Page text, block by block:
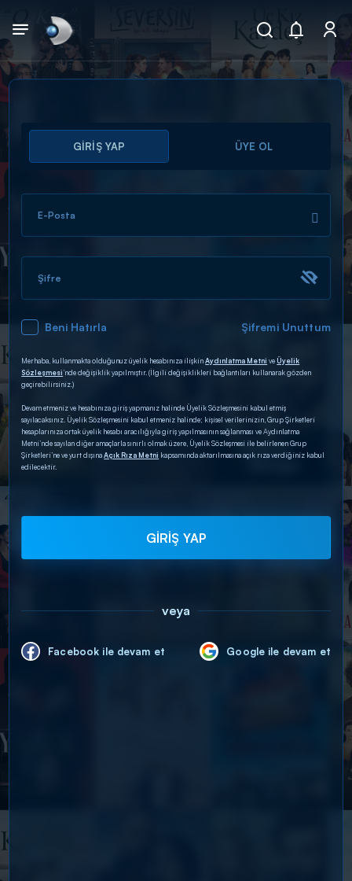
Arama
ARAMA SONUÇLARI
DİĞER SONUÇLAR
GİRİŞ YAP ÜYE OL
E-Posta
Şifre
Beni Hatırla Şifremi Unuttum
Merhaba, kullanmakta olduğunuz üyelik hesabınıza ilişkinAydınlatma Metni veÜyelik
Sözleşmesi’nde değişiklik yapılmıştır. (İlgili değişiklikleri bağlantıları kullanarak gözden
geçirebilirsiniz.)
Devam etmeniz ve hesabınıza giriş yapmanız halinde Üyelik Sözleşmesini kabul etmiş
sayılacaksınız. Üyelik Sözleşmesini kabul etmeniz halinde; kişisel verilerinizin, Grup Şirketleri
hesaplarınıza ortak üyelik hesabı aracılığıyla giriş yapılmasının sağlanması ve Aydınlatma
Metni’nde sayılan diğer amaçlarla sınırlı olmak üzere, Üyelik Sözleşmesi ile belirlenen Grup
Şirketleri’ne ve yurt dışınaAçık Rıza Metni kapsamında aktarılmasına açık rıza verdiğiniz kabul
edilecektir.
GİRİŞ YAP
veya
Facebook ile devam et Google ile devam et